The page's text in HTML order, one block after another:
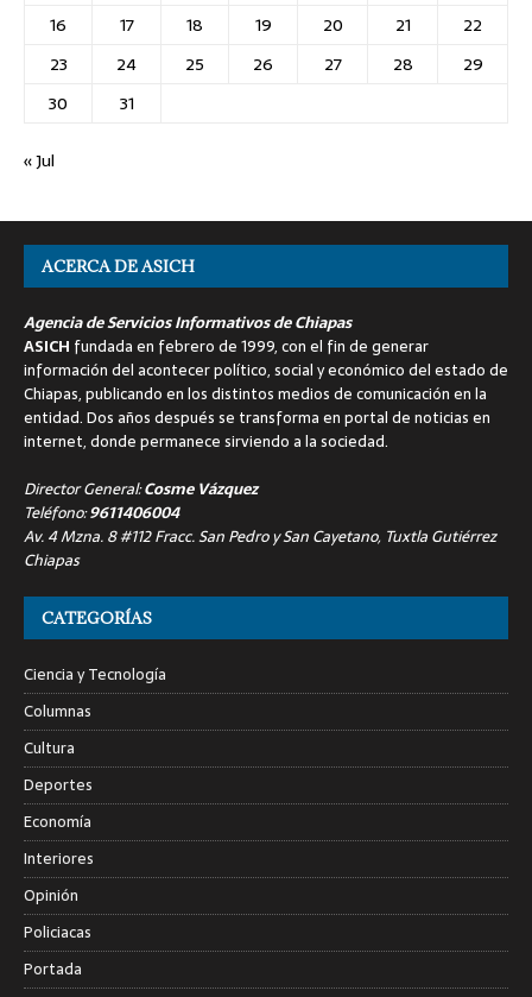
16
17 18 19 20 21
22
23
24 25 26 27 28
29
30
31
« Jul
ACERCA DE ASICH
Agencia de Servicios Informativos de Chiapas
ASICH fundada en febrero de 1999, con el fin de generar
información del acontecer político, social y económico del estado de
Chiapas, publicando en los distintos medios de comunicación en la
entidad. Dos años después se transforma en portal de noticias en
internet, donde permanece sirviendo a la sociedad.
Director General:Cosme Vázquez
Teléfono:9611406004
Av. 4 Mzna. 8 #112 Fracc. San Pedro y San Cayetano, Tuxtla Gutiérrez
Chiapas
CATEGORÍAS
Ciencia y Tecnología
Columnas
Cultura
Deportes
Economía
Interiores
Opinión
Policiacas
Portada